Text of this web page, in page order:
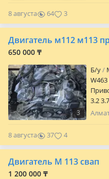
8 августа 64 3
Двигатель м112 м113
650 000 ₸
3
Б/y
3.2
000
8 августа 37 4
Двигатель М 113 свап
1 200 000 ₸